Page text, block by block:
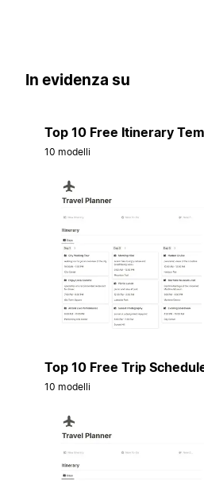
In evidenza su
Top 10 Free Itinerary
10 modelli
Top 10 Free Trip
10 modelli